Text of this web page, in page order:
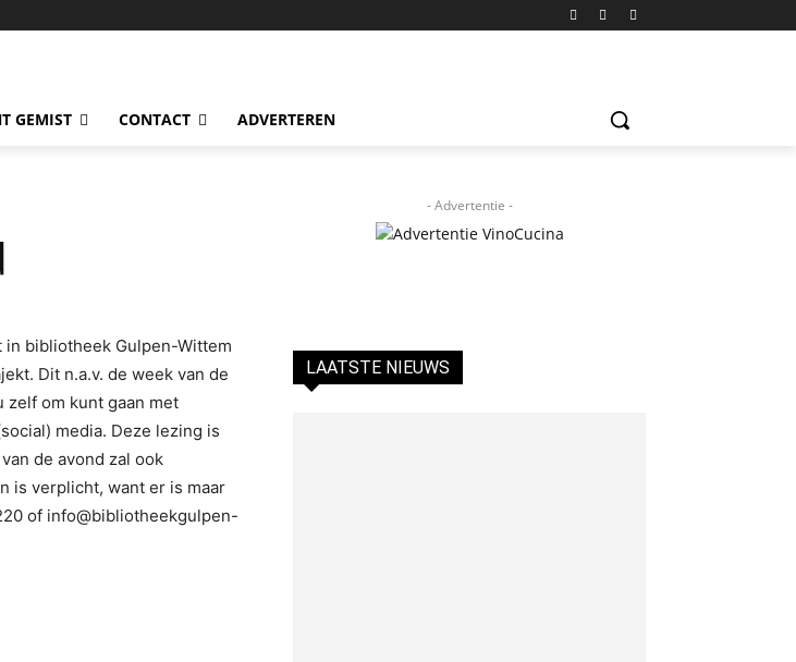
GEMIST CONTACT ADVERTEREN
in bibliotheek Gulpen-Wittem
Dit n.a.v. de week van de
om kunt gaan met
media. Deze lezing is
de avond zal ook
is verplicht, want er is maar
of info@bibliotheekgulpen-
- Advertentie -
LAATSTE NIEUWS